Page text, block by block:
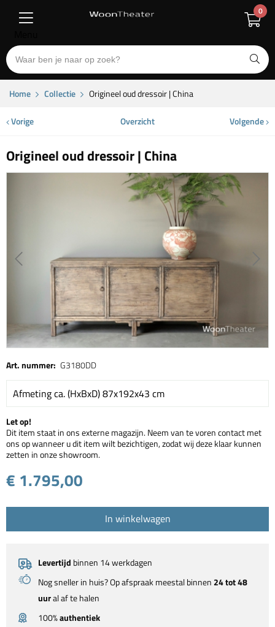
0
Home Collectie Origineel oud dressoir | China
Vorige Overzicht Volgende
Origineel oud dressoir | China
Art. nummer: G3180DD
Afmeting ca. (HxBxD) 87x192x43 cm
Let op!
Dit item staat in ons externe magazijn. Neem van te voren contact met
ons op wanneer u dit item wilt bezichtigen, zodat wij deze klaar kunnen
zetten in onze showroom.
€ 1.795,00
In winkelwagen
Levertijd binnen 14 werkdagen
Nog sneller in huis? Op afspraak meestal binnen 24 tot 48
uural af te halen
100%authentiek